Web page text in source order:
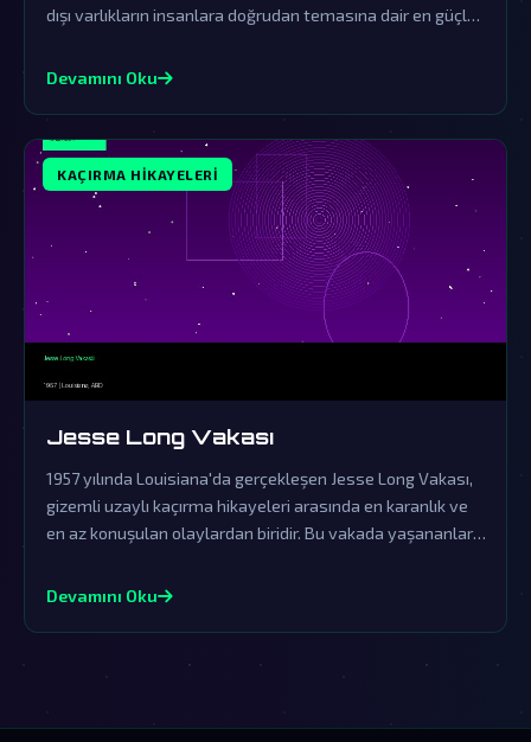
dışı varlıkların insanlara doğrudan temasına dair en güçlü
yaşananların gerçekliği, paranormal olayları anlamaya
Devamını Oku
KAÇIRMA HIKAYELERI
Jesse Long Vakası
1957 yılında Louisiana'da gerçekleşen Jesse Long Vakası,
gizemli uzaylı kaçırma hikayeleri arasında en karanlık ve
en az konuşulan olaylardan biridir. Bu vakada yaşananlar,
yaşamın varlığına dair güçlü işaretler sunmaktadır.
Devamını Oku